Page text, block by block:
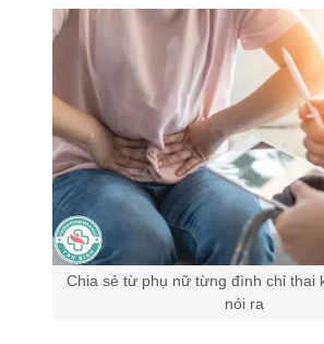
Chia sẻ từ phụ nữ từng đình chỉ thai
nói ra